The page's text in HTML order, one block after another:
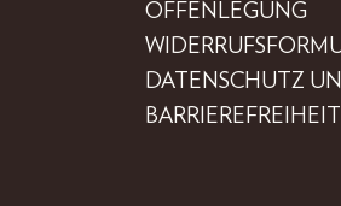
OFFENLEGUNG
DATENSCHUTZ